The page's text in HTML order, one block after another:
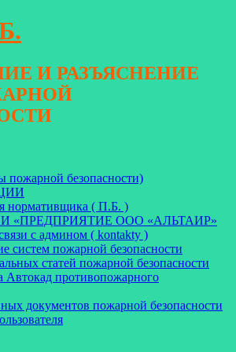
И РАЗЪЯСНЕНИЕ
пожарной безопасности)
нормативщика ( П.Б. )
«ПРЕДПРИЯТИЕ ООО «АЛЬТАИР»
с админом ( kontakty )
систем пожарной безопасности
статей пожарной безопасности
Автокад противопожарного
документов пожарной безопасности